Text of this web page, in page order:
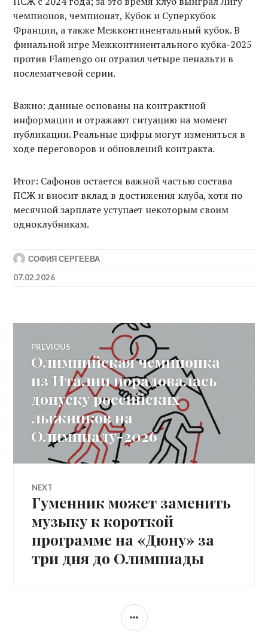
чемпионов, чемпионат, Кубок и Суперкубок
Франции, а также Межконтинентальный кубок. В
финальной игре Межконтинентального кубка-2025
против Flamengo он отразил четыре пенальти в
послематчевой серии.
Важно: данные основаны на контрактной
информации и отражают ситуацию на момент
публикации. Реальные цифры могут изменяться в
ходе переговоров и обновлений контракта.
Итог: Сафонов остается важной частью состава
ПСЖ и вносит вклад в достижения клуба, хотя по
месячной зарплате уступает некоторым своим
одноклубникам.
СОФИЯ СЕРГЕЕВА
07.02.2026
Post
navigation
PREVIOUS
Previous
post:
Олимпийская чемпионка
из Италии порадовалась
допуску российских
лыжников на
Олимпиаду-2026
NEXT
Next
post:
Гуменник может заменить
музыку к короткой
программе на «Дюну» за
три дня до Олимпиады
SIDEBAR